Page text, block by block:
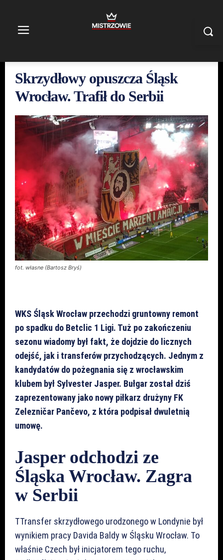
Skrzydłowy opuszcza Śląsk
Wrocław. Trafił do Serbii
fot. własne (Bartosz Bryś)
WKS Śląsk Wrocław przechodzi gruntowny remont
po spadku do Betclic 1 Ligi. Tuż po zakończeniu
sezonu wiadomy był fakt, że dojdzie do licznych
odejść, jak i transferów przychodzących. Jednym z
kandydatów do pożegnania się z wrocławskim
klubem był Sylvester Jasper. Bułgar został dziś
zaprezentowany jako nowy piłkarz drużyny FK
Zelezničar Pančevo, z która podpisał dwuletnią
umowę.
Jasper odchodzi ze
Śląska Wrocław. Zagra
w Serbii
TTransfer skrzydłowego urodzonego w Londynie był
wynikiem pracy Davida Baldy w Śląsku Wrocław. To
właśnie Czech był inicjatorem tego ruchu,